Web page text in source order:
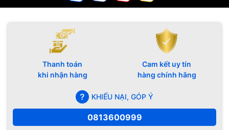
Thanh toán
khi nhận hàng
Cam kết uy tín
hàng chính hãng
KHIẾU NẠI, GÓP Ý
0813600999